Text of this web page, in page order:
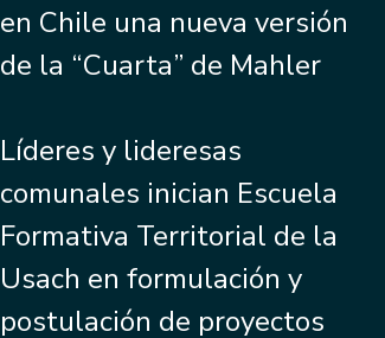
en Chile una nueva versión
de la “Cuarta” de Mahler
Líderes y lideresas
comunales inician Escuela
Formativa Territorial de la
Usach en formulación y
postulación de proyectos